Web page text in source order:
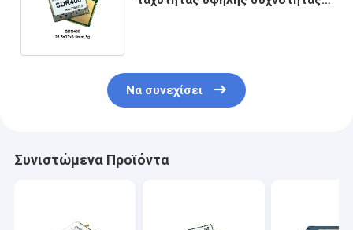
Να συνεχίσει
Συνιστώμενα Προϊόντα